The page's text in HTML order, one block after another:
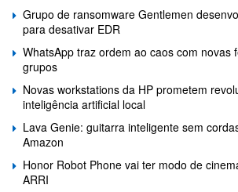
Grupo de ransomware Gentlemen
para desativar EDR
WhatsApp traz ordem ao caos com novas
grupos
Novas workstations da HP prometem
inteligência artificial local
Lava Genie: guitarra inteligente sem
Amazon
Honor Robot Phone vai ter modo de
ARRI